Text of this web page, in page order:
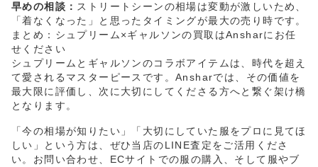
早めの相談： ストリートシーンの相場は変動が激しいため、
「着なくなった」と思ったタイミングが最大の売り時です。
まとめ：シュプリーム×ギャルソンの買取はAnsharにお任
せください
シュプリームとギャルソンのコラボアイテムは、時代を超え
て愛されるマスターピースです。Ansharでは、その価値を
最大限に評価し、次に大切にしてくださる方へと繋ぐ架け橋
となります。
「今の相場が知りたい」「大切にしていた服をプロに見てほ
しい」という方は、ぜひ当店のLINE査定をご活用くださ
い。お問い合わせ、ECサイトでの服の購入、そして服やブ